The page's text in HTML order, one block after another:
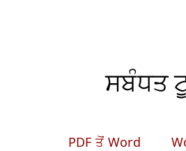
ਸਬੰਧਤ
PDF ਤੋਂ Word